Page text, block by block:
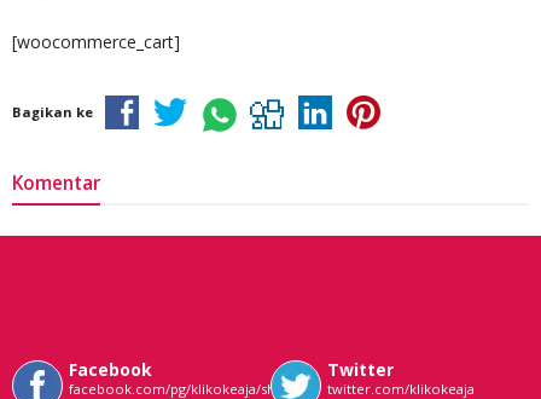
[woocommerce_cart]
Bagikan ke
Komentar
Facebook
facebook.com/pg/klikokeaja/shop/
Twitter
twitter.com/klikokeaja